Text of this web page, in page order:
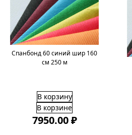
Спанбонд 60 синий шир 160
см 250 м
В корзину
В корзине
7950.00 ₽